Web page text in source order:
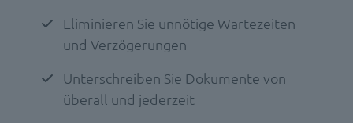
Eliminieren Sie unnötige Wartezeiten
und Verzögerungen
Unterschreiben Sie Dokumente von
überall und jederzeit